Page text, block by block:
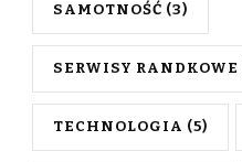
SAMOTNOŚĆ (3)
SERWISY RANDKOWE
TECHNOLOGIA (5)